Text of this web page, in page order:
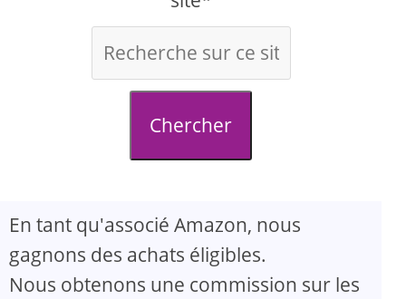
Chercher
En tant qu'associé Amazon, nous
gagnons des achats éligibles.
Nous obtenons une commission sur les